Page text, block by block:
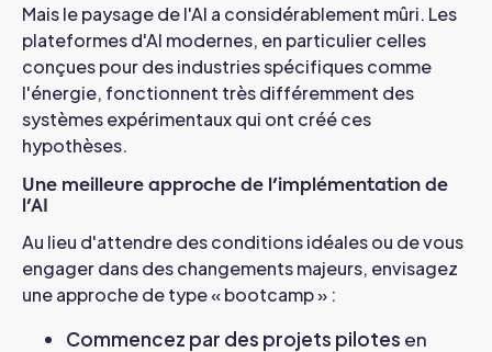
Mais le paysage de l'AI a considérablement mûri. Les
plateformes d'AI modernes, en particulier celles
conçues pour des industries spécifiques comme
l'énergie, fonctionnent très différemment des
systèmes expérimentaux qui ont créé ces
hypothèses.
Une meilleure approche de l'implémentation de
l'AI
Au lieu d'attendre des conditions idéales ou de vous
engager dans des changements majeurs, envisagez
une approche de type « bootcamp » :
Commencez par des projets pilotes en